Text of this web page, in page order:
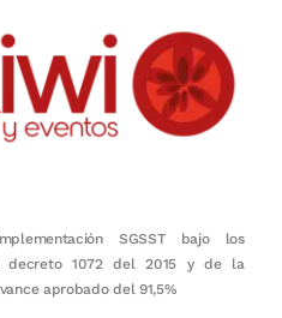
SGSST bajo los
decreto 1072 del 2015 y de la
aprobado del 91,5%